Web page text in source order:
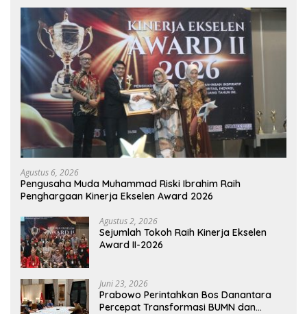
Agustus 6, 2026
Pengusaha Muda Muhammad Riski Ibrahim Raih
Penghargaan Kinerja Ekselen Award 2026
Agustus 2, 2026
Sejumlah Tokoh Raih Kinerja Ekselen
Award II-2026
Juni 23, 2026
Prabowo Perintahkan Bos Danantara
Percepat Transformasi BUMN dan